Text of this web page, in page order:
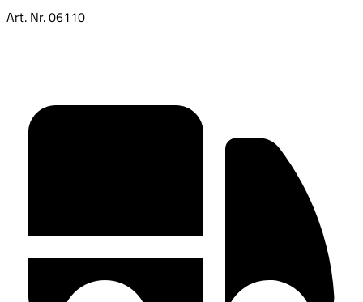
Art. Nr.06110